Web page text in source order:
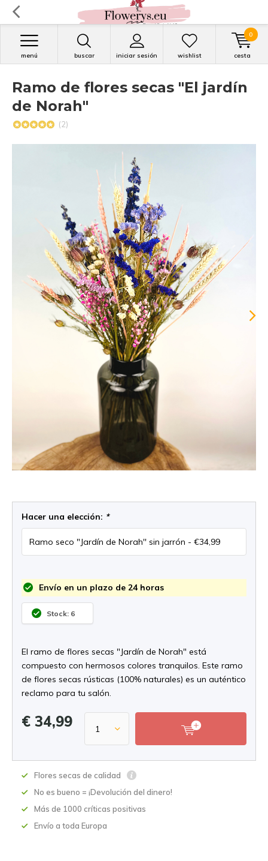
buscar iniciar sesión
menú wishlist cesta
0
Ramo de flores secas "El jardín
de Norah"
(2)
Hacer una elección: *
Envío en un plazo de 24 horas
Stock: 6
El ramo de flores secas "Jardín de Norah" está
compuesto con hermosos colores tranquilos. Este ramo
de flores secas rústicas (100% naturales) es un auténtico
reclamo para tu salón.
€ 34,99
Flores secas de calidad
No es bueno = ¡Devolución del dinero!
Más de 1000 críticas positivas
Envío a toda Europa